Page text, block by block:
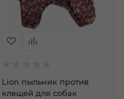
Lion пыльник против
клещей для собак